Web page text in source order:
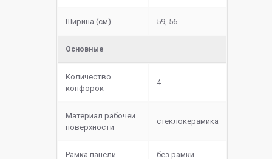
Ширина (см) 59, 56
Основные
Количество
конфорок
4
Материал рабочей
поверхности
cтеклокерамика
Рамка панели без рамки